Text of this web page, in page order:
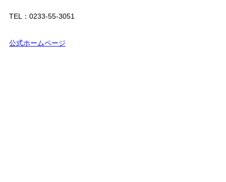
TEL：0233-55-3051
公式ホームページ